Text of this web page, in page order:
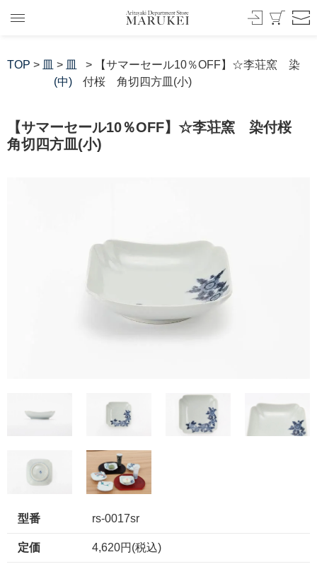
TOP > 皿 > 皿
(中)
> 【サマーセール10％OFF】☆李荘窯 染
付桜 角切四方皿(小)
【サマーセール10％OFF】☆李荘窯 染付桜
角切四方皿(小)
型番 rs-0017sr
定価 4,620円(税込)